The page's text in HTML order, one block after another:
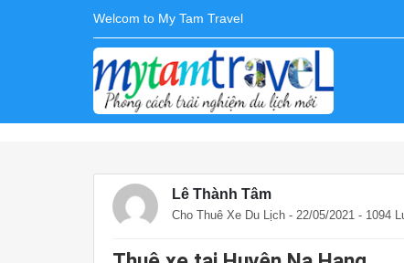
Welcom to My Tam Travel
Lê Thành Tâm
Cho Thuê Xe Du Lịch - 22/05/2021 - 1094